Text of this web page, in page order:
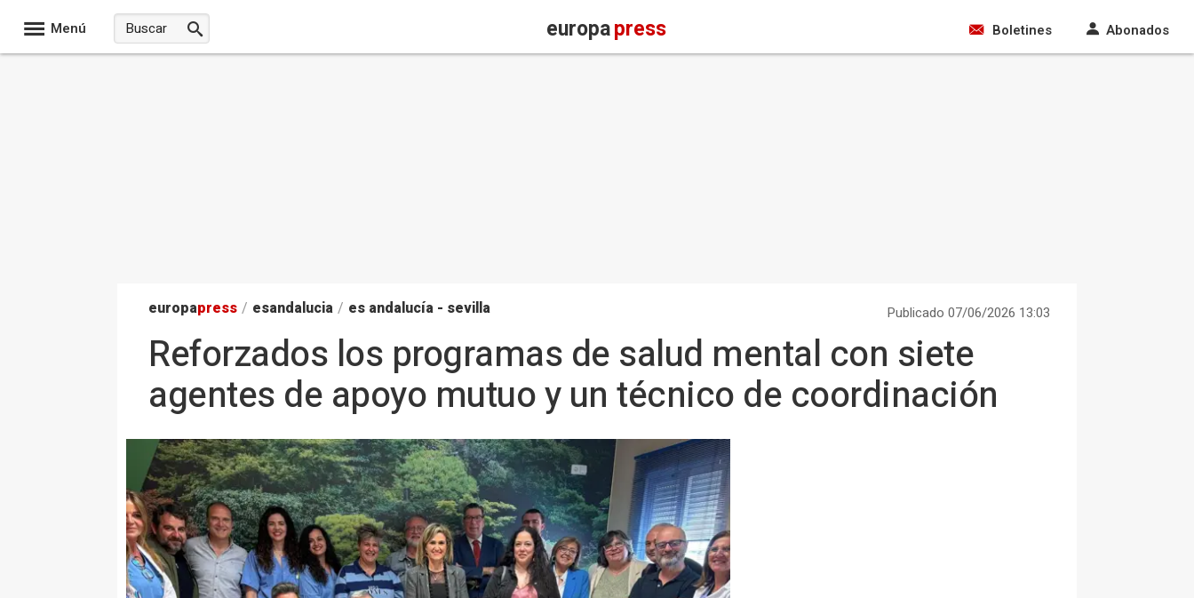
Menú europapress Boletines Abonados
europapress / esandalucia / es andalucía - sevilla Publicado 07/06/2026 13:03
Reforzados los programas de salud mental con siete
agentes de apoyo mutuo y un técnico de coordinación